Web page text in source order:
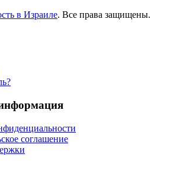
в Израиле. Все права защищены.
соглашение